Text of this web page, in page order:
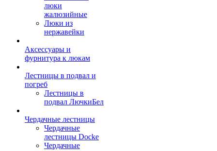
люки
жалюзийные
Люки из
нержавейки
Аксессуары и
фурнитура к люкам
Лестницы в подвал и
погреб
Лестницы в
подвал ЛючкиБел
Чердачные лестницы
Чердачные
лестницы Docke
Чердачные